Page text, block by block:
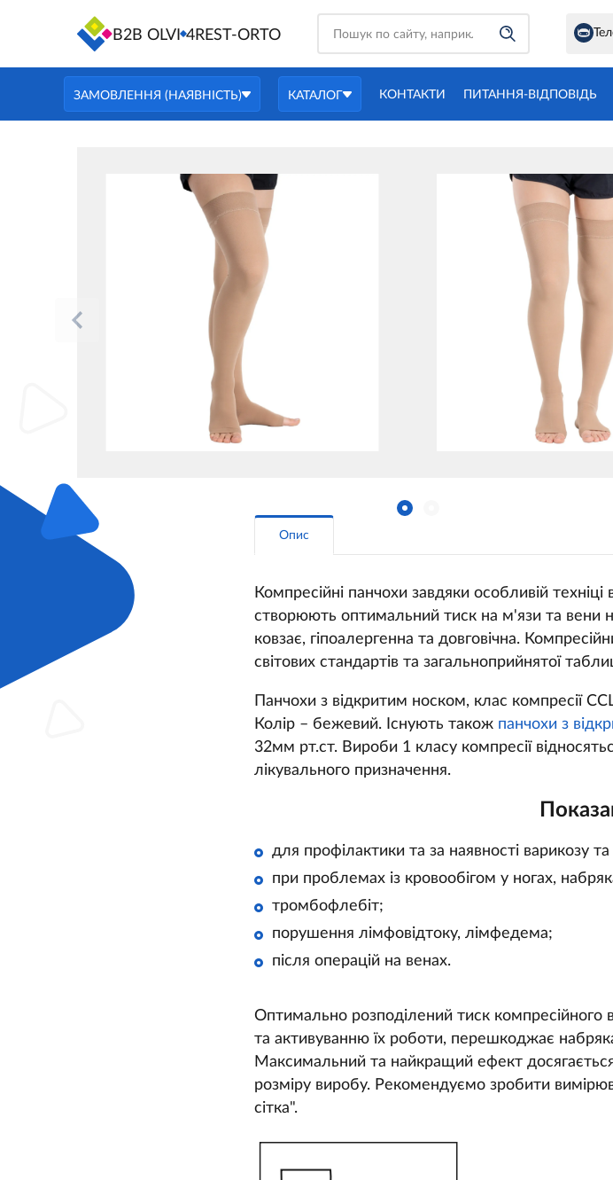
B2B OLVI 4REST-ORTO
ЗАМОВЛЕННЯ (НАЯВНІСТЬ) КАТАЛОГ КОНТАКТИ ПИТАННЯ-ВІДПОВІДЬ
Опис
Компресійні панчохи завдяки особливій
створюють оптимальний тиск на м'язи та вени
ковзає, гіпоалергенна та довговічна.
світових стандартів та загальноприйнятої
Панчохи з відкритим носком, клас компресії
Колір – бежевий. Існують також панчохи з
32мм рт.ст. Вироби 1 класу компресії
лікувального призначення.
для профілактики та за наявності варикозу
при проблемах із кровообігом у ногах,
тромбофлебіт;
порушення лімфовідтоку, лімфедема;
після операцій на венах.
Оптимально розподілений тиск компресійного
та активуванню їх роботи, перешкоджає
Максимальний та найкращий ефект досягається
розміру виробу. Рекомендуємо зробити
сітка".